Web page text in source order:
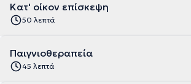
Κατ' οίκον επίσκεψη
50 λεπτά
Παιγνιοθεραπεία
45 λεπτά